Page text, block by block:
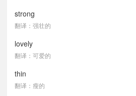
strong
翻译：强壮的
lovely
翻译：可爱的
thin
翻译：瘦的